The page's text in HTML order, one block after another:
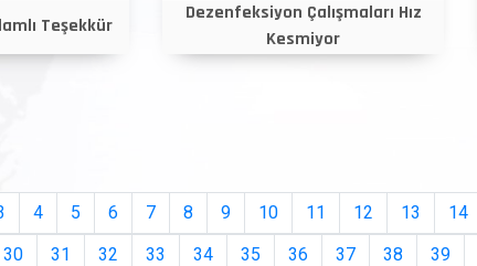
Teşekkür
Dezenfeksiyon Çalışmaları Hız
Kesmiyor
4 5 6 7 8 9 10 11 12 13 14
30 31 32 33 34 35 36 37 38 39